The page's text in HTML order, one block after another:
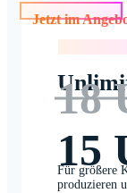
Jetzt im Angebot!
18
15
Für größere
produzieren